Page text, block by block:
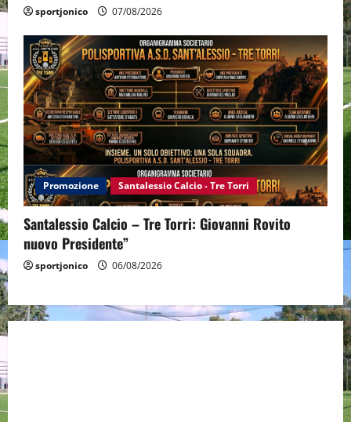
sportjonico 07/08/2026
Promozione Santalessio Calcio - Tre Torri
Santalessio Calcio – Tre Torri: Giovanni Rovito
nuovo Presidente”
sportjonico 06/08/2026